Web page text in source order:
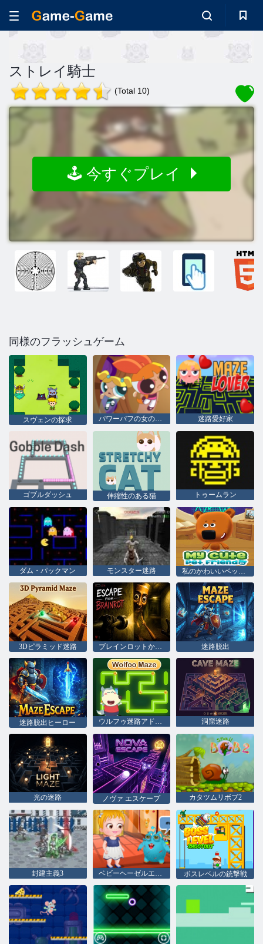
ストレイ騎士
(Total 10)
🕹️ 今すぐプレイ
同様のフラッシュゲーム
スヴェンの探求 パワーパフの女の子たちは眠れない 迷路愛好家
ゴブルダッシュ 伸縮性のある猫 トゥームラン
ダム・パックマン モンスター迷路 私のかわいいペットの友達
3Dピラミッド迷路 ブレインロットからの脱出 迷路脱出
迷路脱出ヒーロー ウルフゥ迷路アドベンチャー 洞窟迷路
光の迷路 ノヴァ エスケープ カタツムリボブ2
封建主義3 ベビーヘーゼルエイリアン友達 ボスレベルの銃撃戦